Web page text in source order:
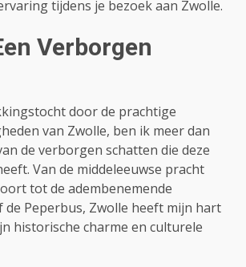
tijdens je bezoek aan Zwolle.
Verborgen
door de prachtige
van Zwolle, ben ik meer dan
de verborgen schatten die deze
Van de middeleeuwse pracht
tot de adembenemende
de Peperbus, Zwolle heeft mijn hart
historische charme en culturele